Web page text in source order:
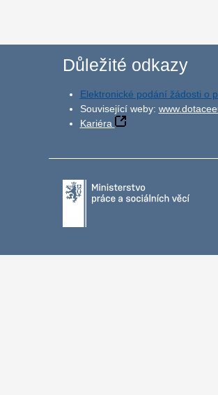
Důležité odkazy
Elektronické podání žádosti o
Související weby:
Kariéra